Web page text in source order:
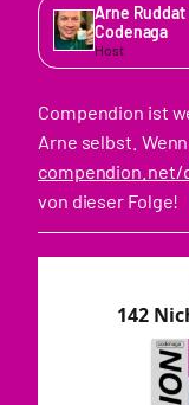
Arne Ruddat |
Codenaga
Host
Compendion ist
Arne selbst.
compendion.net/
von dieser Folge!